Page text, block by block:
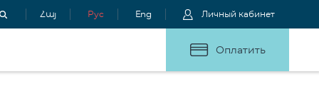
Հայ Рус Eng Личный кабинет
Оплатить